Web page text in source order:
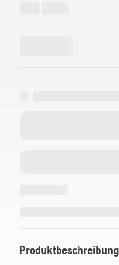
Produktbeschreibung